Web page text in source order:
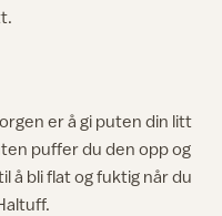
er å gi puten din litt
puffer du den opp og
å bli flat og fuktig når du